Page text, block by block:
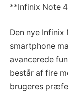
**Infinix Note
Den nye
smartphone
avancerede
består af fire
brugeres